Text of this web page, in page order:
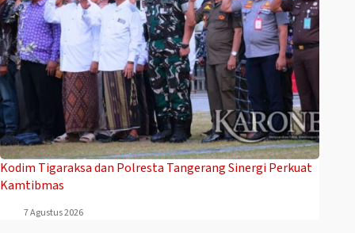
Kodim Tigaraksa dan Polresta Tangerang Sinergi Perkuat
Kamtibmas
7 Agustus 2026